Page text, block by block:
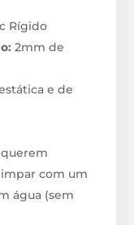
Rígido
2mm de
e de
com um
água (sem